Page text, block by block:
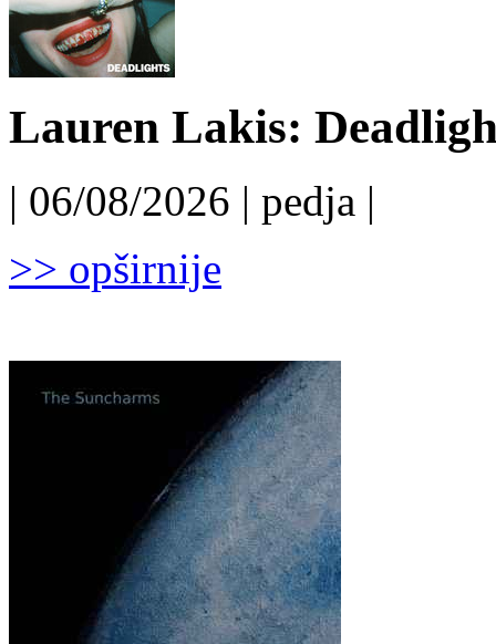
Lauren Lakis:
| 06/08/2026 | pedja |
>> opširnije